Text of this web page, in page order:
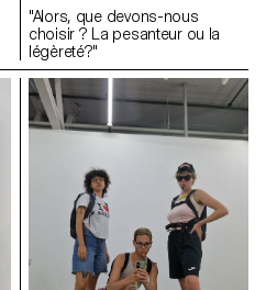
"Alors, que devons-nous
choisir ? La pesanteur ou la
légèreté?"